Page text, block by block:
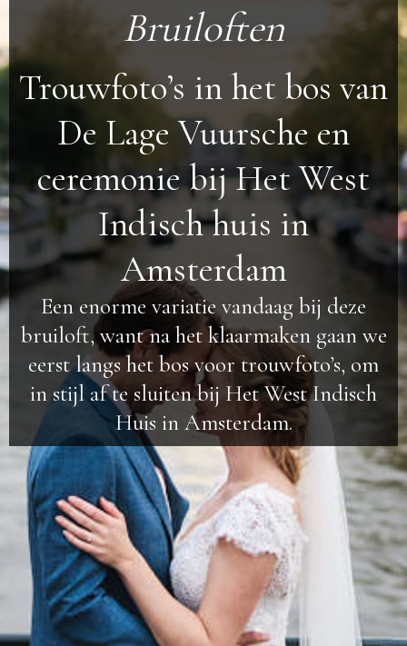
Bruiloften
Trouwfoto’s in het bos van
De Lage Vuursche en
ceremonie bij Het West
Indisch huis in
Amsterdam
Een enorme variatie vandaag bij deze
bruiloft, want na het klaarmaken gaan we
eerst langs het bos voor trouwfoto’s, om
in stijl af te sluiten bij Het West Indisch
Huis in Amsterdam.